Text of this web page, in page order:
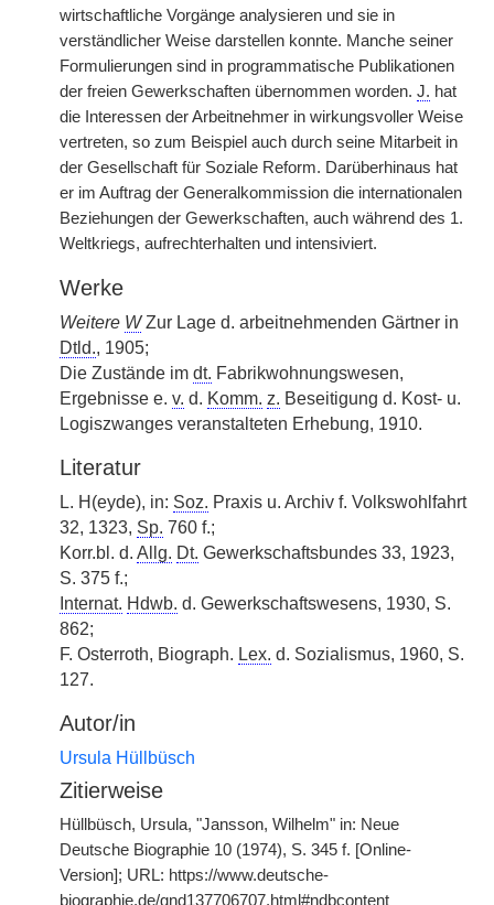
wirtschaftliche Vorgänge analysieren und sie in
verständlicher Weise darstellen konnte. Manche seiner
Formulierungen sind in programmatische Publikationen
der freien Gewerkschaften übernommen worden. J. hat
die Interessen der Arbeitnehmer in wirkungsvoller Weise
vertreten, so zum Beispiel auch durch seine Mitarbeit in
der Gesellschaft für Soziale Reform. Darüberhinaus hat
er im Auftrag der Generalkommission die internationalen
Beziehungen der Gewerkschaften, auch während des 1.
Weltkriegs, aufrechterhalten und intensiviert.
Werke
Weitere WZur Lage d. arbeitnehmenden Gärtner in
Dtld., 1905;
Die Zustände im dt. Fabrikwohnungswesen,
Ergebnisse e. v. d. Komm. z. Beseitigung d. Kost- u.
Logiszwanges veranstalteten Erhebung, 1910.
Literatur
L. H(eyde), in: Soz. Praxis u. Archiv f. Volkswohlfahrt
32, 1323, Sp. 760 f.;
Korr.bl. d. Allg. Dt. Gewerkschaftsbundes 33, 1923,
S. 375 f.;
Internat. Hdwb. d. Gewerkschaftswesens, 1930, S.
862;
F. Osterroth, Biograph. Lex. d. Sozialismus, 1960, S.
127.
Autor/in
Ursula Hüllbüsch
Zitierweise
Hüllbüsch, Ursula, "Jansson, Wilhelm" in: Neue
Deutsche Biographie 10 (1974), S. 345 f. [Online-
Version]; URL: https://www.deutsche-
biographie.de/gnd137706707.html#ndbcontent